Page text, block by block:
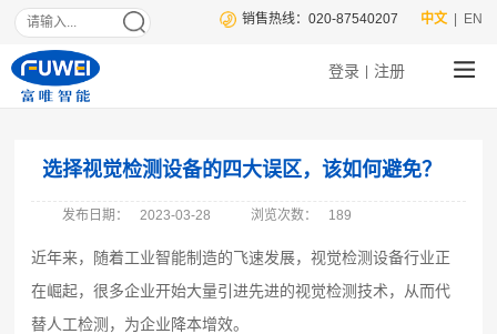
| EN
中文
销售热线：020-87540207
登录 注册
选择视觉检测设备的四大误区，该如何避免？
发布日期： 2023-03-28 浏览次数： 189
近年来，随着工业智能制造的飞速发展，视觉检测设备行业正
在崛起，很多企业开始大量引进先进的视觉检测技术，从而代
替人工检测，为企业降本增效。